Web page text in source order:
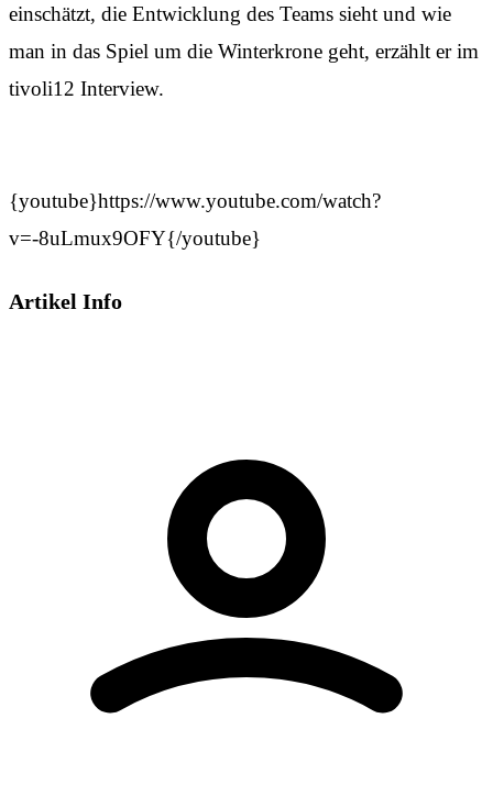
einschätzt, die Entwicklung des Teams sieht und wie
man in das Spiel um die Winterkrone geht, erzählt er im
tivoli12 Interview.
{youtube}https://www.youtube.com/watch?
v=-8uLmux9OFY{/youtube}
Artikel Info